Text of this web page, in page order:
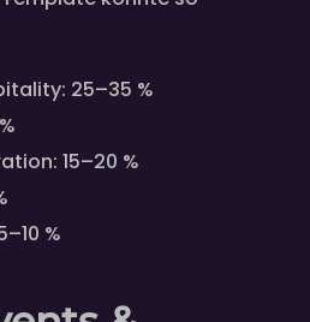
25–35 %
15–20 %
%